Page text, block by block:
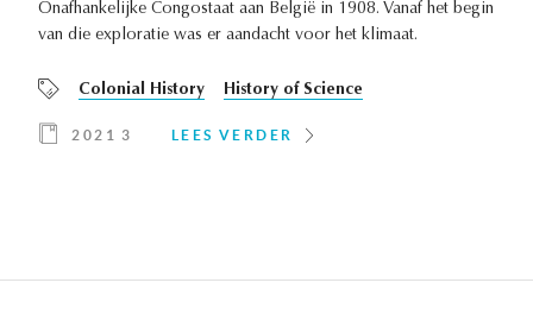
Onafhankelijke Congostaat aan België in 1908. Vanaf het begin
van die exploratie was er aandacht voor het klimaat.
Colonial History History of Science
2021 3 LEES VERDER